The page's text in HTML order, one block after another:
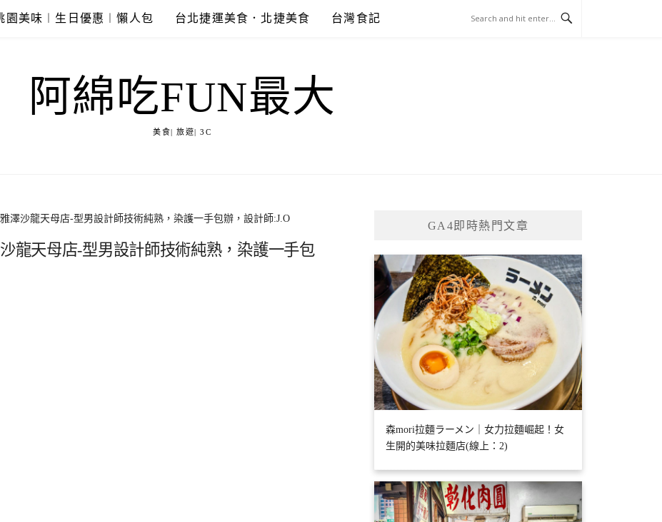
園美味︱生日優惠︱懶人包 台北捷運美食．北捷美食 台灣食記
阿綿吃FUN最大
美食| 旅遊| 3C
澤沙龍天母店-型男設計師技術純熟，染護一手包辦，設計師:J.O
龍天母店-型男設計師技術純熟，染護一手包
GA4即時熱門文章
森mori拉麵ラーメン｜女力拉麵崛起！女
生開的美味拉麵店(線上：2)